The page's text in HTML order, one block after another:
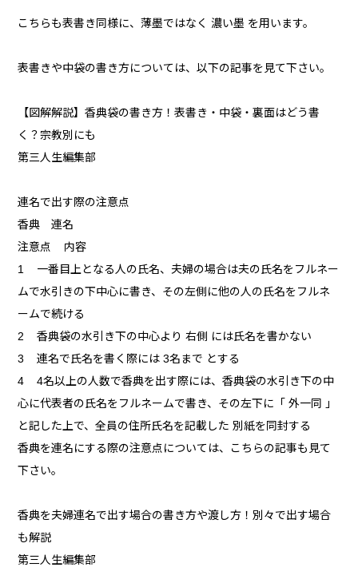
こちらも表書き同様に、薄墨ではなく 濃い墨 を用います。
表書きや中袋の書き方については、以下の記事を見て下さい。
【図解解説】香典袋の書き方！表書き・中袋・裏面はどう書
く？宗教別にも
第三人生編集部
連名で出す際の注意点
香典 連名
注意点 内容
1 一番目上となる人の氏名、夫婦の場合は夫の氏名をフルネー
ムで水引きの下中心に書き、その左側に他の人の氏名をフルネ
ームで続ける
2 香典袋の水引き下の中心より 右側 には氏名を書かない
3 連名で氏名を書く際には 3名まで とする
4 4名以上の人数で香典を出す際には、香典袋の水引き下の中
心に代表者の氏名をフルネームで書き、その左下に「 外一同 」
と記した上で、全員の住所氏名を記載した 別紙を同封する
香典を連名にする際の注意点については、こちらの記事も見て
下さい。
香典を夫婦連名で出す場合の書き方や渡し方！別々で出す場合
も解説
第三人生編集部